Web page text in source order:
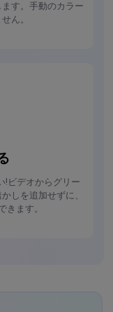
す。手動のカラー
ん。
!ビデオからグリー
しを追加せずに、
きます。